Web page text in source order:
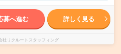
募へ進む 詳しく見る
社リクルートスタッフィング